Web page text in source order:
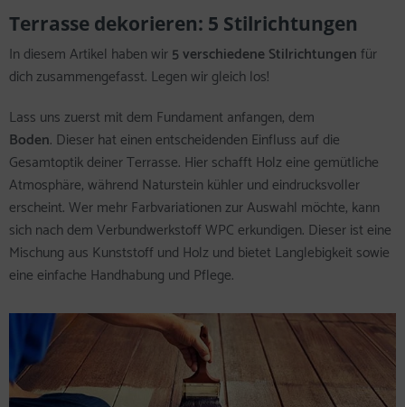
Terrasse dekorieren: 5 Stilrichtungen
In diesem Artikel haben wir5 verschiedene Stilrichtungenfür
dich zusammengefasst. Legen wir gleich los!
Lass uns zuerst mit dem Fundament anfangen, dem
Boden. Dieser hat einen entscheidenden Einfluss auf die
Gesamtoptik deiner Terrasse. Hier schafft Holz eine gemütliche
Atmosphäre, während Naturstein kühler und eindrucksvoller
erscheint. Wer mehr Farbvariationen zur Auswahl möchte, kann
sich nach dem Verbundwerkstoff WPC erkundigen. Dieser ist eine
Mischung aus Kunststoff und Holz und bietet Langlebigkeit sowie
eine einfache Handhabung und Pflege.